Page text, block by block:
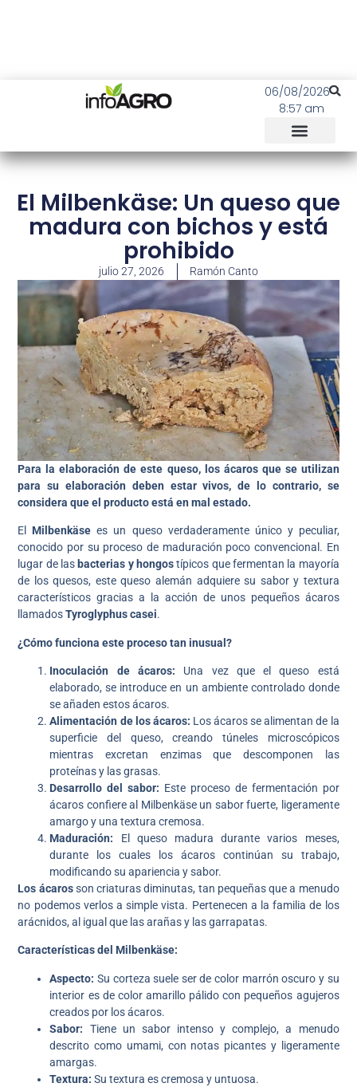
06/08/2026
8:57 am
El Milbenkäse: Un queso que
madura con bichos y está
prohibido
julio 27, 2026 Ramón Canto
Para la elaboración de este queso, los ácaros que se utilizan
para su elaboración deben estar vivos, de lo contrario, se
considera que el producto está en mal estado.
El Milbenkäse es un queso verdaderamente único y peculiar,
conocido por su proceso de maduración poco convencional. En
lugar de las bacterias y hongostípicos que fermentan la mayoría
de los quesos, este queso alemán adquiere su sabor y textura
característicos gracias a la acción de unos pequeños ácaros
llamadosTyroglyphus casei.
¿Cómo funciona este proceso tan inusual?
Inoculación de ácaros: Una vez que el queso está
elaborado, se introduce en un ambiente controlado donde
se añaden estos ácaros.
Alimentación de los ácaros: Los ácaros se alimentan de la
superficie del queso, creando túneles microscópicos
mientras excretan enzimas que descomponen las
proteínas y las grasas.
Desarrollo del sabor: Este proceso de fermentación por
ácaros confiere al Milbenkäse un sabor fuerte, ligeramente
amargo y una textura cremosa.
Maduración: El queso madura durante varios meses,
durante los cuales los ácaros continúan su trabajo,
modificando su apariencia y sabor.
Los ácarosson criaturas diminutas, tan pequeñas que a menudo
no podemos verlos a simple vista. Pertenecen a la familia de los
arácnidos, al igual que las arañas y las garrapatas.
Características del Milbenkäse:
Aspecto: Su corteza suele ser de color marrón oscuro y su
interior es de color amarillo pálido con pequeños agujeros
creados por los ácaros.
Sabor: Tiene un sabor intenso y complejo, a menudo
descrito como umami, con notas picantes y ligeramente
amargas.
Textura: Su textura es cremosa y untuosa.